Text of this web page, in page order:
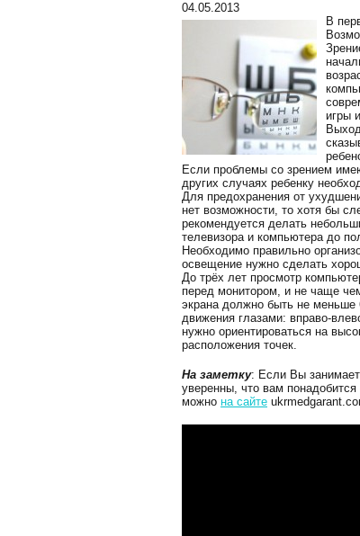
04.05.2013
В
игры
Если проблемы со зрением
других случаях ребенку
Для предохранения от
нет возможности, то хотя бы
рекомендуется делать
телевизора и компьютера до
Необходимо правильно
освещение нужно сделать
До трёх лет просмотр
перед монитором, и не чаще
экрана должно быть не
движения глазами: вправо-
нужно ориентироваться на
расположения точек.
На заметку: Если Вы
уверенны, что вам понадобится
можно на сайте